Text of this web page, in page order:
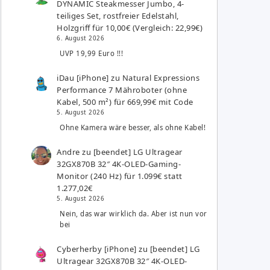
DYNAMIC Steakmesser Jumbo, 4-
teiliges Set, rostfreier Edelstahl,
Holzgriff für 10,00€ (Vergleich: 22,99€)
6. August 2026
UVP 19,99 Euro !!!
iDau [iPhone] zu Natural Expressions
Performance 7 Mähroboter (ohne
Kabel, 500 m²) für 669,99€ mit Code
5. August 2026
Ohne Kamera wäre besser, als ohne Kabel!
Andre zu [beendet] LG Ultragear
32GX870B 32″ 4K-OLED-Gaming-
Monitor (240 Hz) für 1.099€ statt
1.277,02€
5. August 2026
Nein, das war wirklich da. Aber ist nun vor
bei
Cyberherby [iPhone] zu [beendet] LG
Ultragear 32GX870B 32″ 4K-OLED-